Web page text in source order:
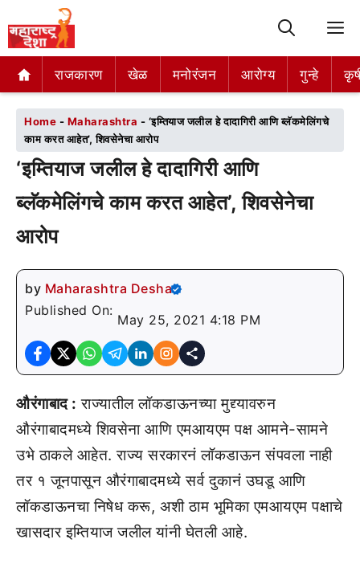
राजकारण खेळ मनोरंजन आरोग्य गुन्हे
राजकारण खेळ मनोरंजन आरोग्य गुन्हे
Home - Maharashtra - ‘इम्तियाज जलील हे दादागिरी आणि ब्लॅकमेलिंगचे
काम करत आहेत’, शिवसेनेचा आरोप
‘इम्तियाज जलील हे दादागिरी आणि
ब्लॅकमेलिंगचे काम करत आहेत’, शिवसेनेचा
आरोप
by Maharashtra Desha
Published On:
May 25, 2021 4:18 PM
औरंगाबाद : राज्यातील लॉकडाऊनच्या मुद्द्यावरुन
औरंगाबादमध्ये शिवसेना आणि एमआयएम पक्ष आमने-सामने
उभे ठाकले आहेत. राज्य सरकारनं लॉकडाऊन संपवला नाही
तर १ जूनपासून औरंगाबादमध्ये सर्व दुकानं उघडू आणि
लॉकडाऊनचा निषेध करू, अशी ठाम भूमिका एमआयएम पक्षाचे
खासदार इम्तियाज जलील यांनी घेतली आहे.